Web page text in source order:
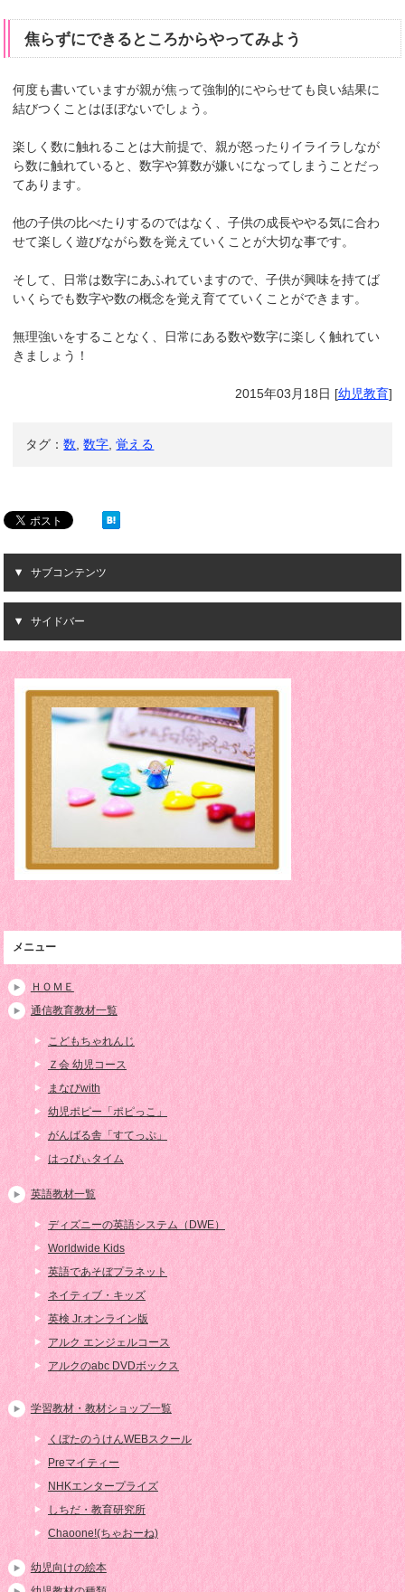
焦らずにできるところからやってみよう
何度も書いていますが親が焦って強制的にやらせても良い結果に
結びつくことはほぼないでしょう。
楽しく数に触れることは大前提で、親が怒ったりイライラしなが
ら数に触れていると、数字や算数が嫌いになってしまうことだっ
てあります。
他の子供の比べたりするのではなく、子供の成長ややる気に合わ
せて楽しく遊びながら数を覚えていくことが大切な事です。
そして、日常は数字にあふれていますので、子供が興味を持てば
いくらでも数字や数の概念を覚え育てていくことができます。
無理強いをすることなく、日常にある数や数字に楽しく触れてい
きましょう！
2015年03月18日 [幼児教育]
タグ：数 ,数字 ,覚える
サブコンテンツ
サイドバー
メニュー
ＨＯＭＥ
通信教育教材一覧
こどもちゃれんじ
Ｚ会 幼児コース
まなびwith
幼児ポピー「ポピっこ」
がんばる舎「すてっぷ」
はっぴぃタイム
英語教材一覧
ディズニーの英語システム（DWE）
Worldwide Kids
英語であそぼプラネット
ネイティブ・キッズ
英検 Jr.オンライン版
アルク エンジェルコース
アルクのabc DVDボックス
学習教材・教材ショップ一覧
くぼたのうけんWEBスクール
Preマイティー
NHKエンタープライズ
しちだ・教育研究所
Chaoone!(ちゃおーね)
幼児向けの絵本